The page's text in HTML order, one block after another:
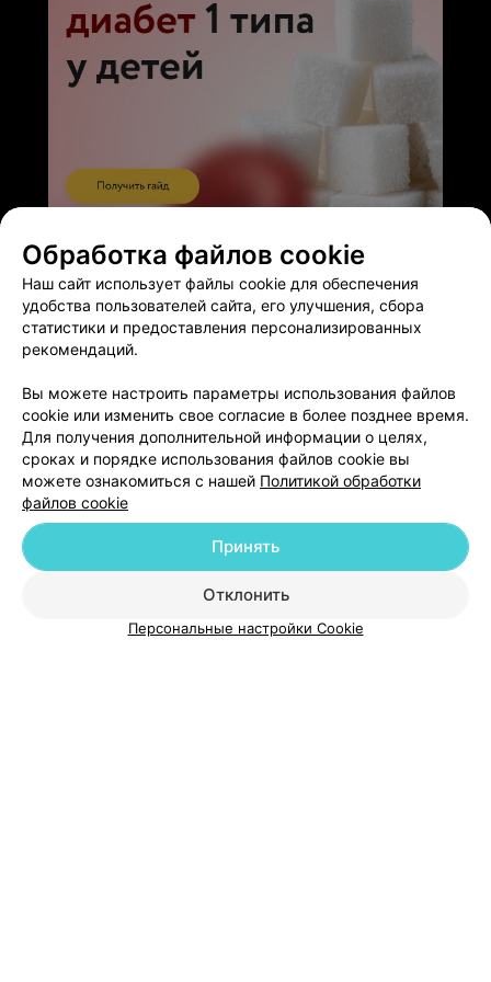
Добавить специалиста
О проекте Новости проекта
Размещение рекламы
Медицинский маркетинг
Публичный договор
Пользовательское соглашение
Способы оплаты
Обработка файлов cookie
Наш сайт использует файлы cookie для обеспечения
удобства пользователей сайта, его улучшения, сбора
статистики и предоставления персонализированных
рекомендаций.
Вы можете настроить параметры использования файлов
cookie или изменить свое согласие в более позднее время.
Для получения дополнительной информации о целях,
сроках и порядке использования файлов cookie вы
можете ознакомиться с нашей Политикой обработки
файлов cookie
Отклонить
Принять
Персональные настройки Cookie